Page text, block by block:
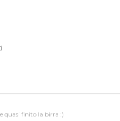
quasi finito la birra :)